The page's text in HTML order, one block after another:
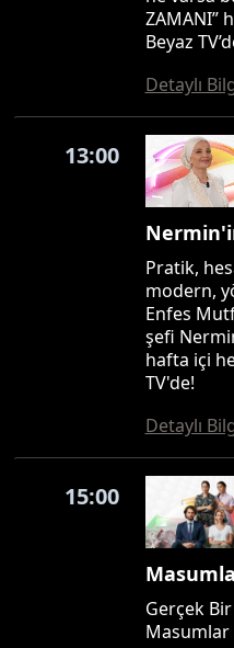
ZAMANI”
Beyaz
Detaylı
13:00
Pratik,
modern,
Enfes
şefi
hafta içi
TV'de!
Detaylı
15:00
Gerçek
Masumlar